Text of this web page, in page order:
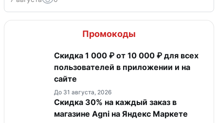
Промокоды
Скидка 1 000 ₽ от 10 000 ₽ для всех
пользователей в приложении и на
сайте
До 31 августа, 2026
Скидка 30% на каждый заказ в
магазине Agni на Яндекс Маркете